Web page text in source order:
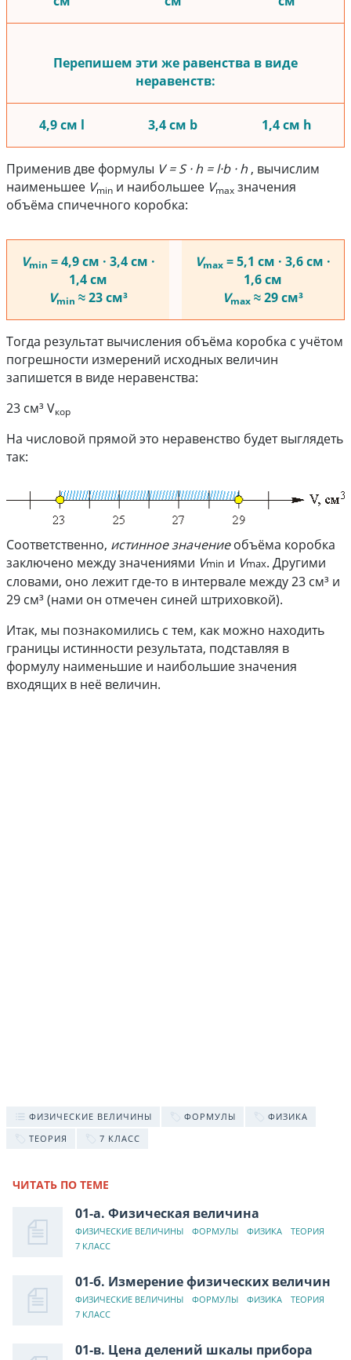
Перепишем эти же равенства в виде
неравенств:
4,9 см l 3,4 см b 1,4 см h
Применив две формулы V = S · h = l·b · h , вычислим
наименьшее Vmin и наибольшее Vmax значения
объёма спичечного коробка:
Vmin = 4,9 см · 3,4 см ·
1,4 см
Vmin ≈ 23 см³
Vmax = 5,1 см · 3,6 см ·
1,6 см
Vmax ≈ 29 см³
Тогда результат вычисления объёма коробка с учётом
погрешности измерений исходных величин
запишется в виде неравенства:
23 см³ Vкор
На числовой прямой это неравенство будет выглядеть
так:
Соответственно, истинное значениеобъёма коробка
заключено между значениями Vmin и Vmax. Другими
словами, оно лежит где-то в интервале между 23 см³ и
29 см³ (нами он отмечен синей штриховкой).
Итак, мы познакомились с тем, как можно находить
границы истинности результата, подставляя в
формулу наименьшие и наибольшие значения
входящих в неё величин.
ФИЗИЧЕСКИЕ ВЕЛИЧИНЫ ФОРМУЛЫ
ФИЗИКА
ТЕОРИЯ
7 КЛАСС
ЧИТАТЬ ПО ТЕМЕ
01-а. Физическая величина
ФИЗИЧЕСКИЕ ВЕЛИЧИНЫ ФОРМУЛЫ ФИЗИКА
ТЕОРИЯ
7 КЛАСС
01-б. Измерение физических величин
ФИЗИЧЕСКИЕ ВЕЛИЧИНЫ ФОРМУЛЫ ФИЗИКА
ТЕОРИЯ
7 КЛАСС
01-в. Цена делений шкалы прибора